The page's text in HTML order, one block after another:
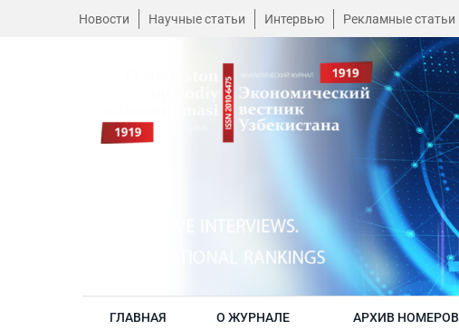
Новости Научные статьи Интервью Рекламные статьи
ГЛАВНАЯ О ЖУРНАЛЕ АРХИВ НОМЕРОВ